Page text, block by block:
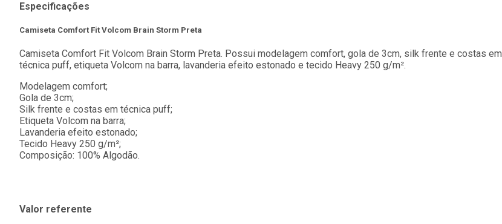
Especificações
Camiseta Comfort Fit Volcom Brain Storm Preta
Camiseta Comfort Fit Volcom Brain Storm Preta. Possui modelagem comfort, gola de 3cm, silk frente e costas em
técnica puff, etiqueta Volcom na barra, lavanderia efeito estonado e tecido Heavy 250 g/m².
Modelagem comfort;
Gola de 3cm;
Silk frente e costas em técnica puff;
Etiqueta Volcom na barra;
Lavanderia efeito estonado;
Tecido Heavy 250 g/m²;
Composição: 100% Algodão.
Valor referente